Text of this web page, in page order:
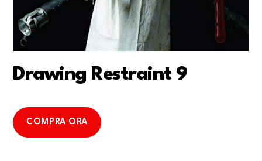
Drawing Restraint 9
COMPRA ORA